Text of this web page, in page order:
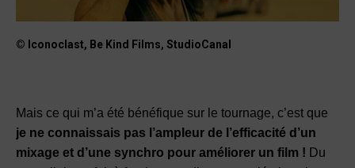
© Iconoclast, Be Kind Films, StudioCanal
Mais ce qui m’a été bénéfique sur le tournage, c’est que
je ne connaissais pas l’ampleur de l’efficacité d’un
mixage et d’une synchro pour améliorer un film ! Du